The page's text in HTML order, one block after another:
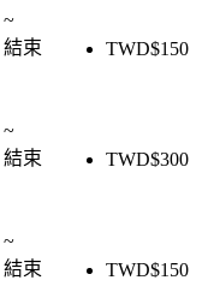
~
結束
TWD$150
~
結束
TWD$300
~
結束
TWD$150